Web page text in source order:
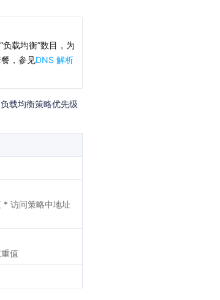
载均衡”数目，为
，参见DNS 解析
载均衡策略优先级
* 访问策略中地址
值